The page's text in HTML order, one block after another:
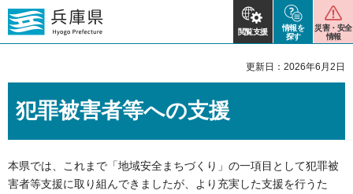
閲覧支援
情報を
探す
災害・安全
情報
更新日：2026年6月2日
犯罪被害者等への支援
本県では、これまで「地域安全まちづくり」の一項目として犯罪被
害者等支援に取り組んできましたが、より充実した支援を行うた